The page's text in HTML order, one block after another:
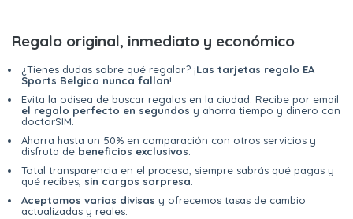
Regalo original, inmediato y económico
¿Tienes dudas sobre qué regalar? ¡Las tarjetas regalo EA
Sports Belgica nunca fallan!
Evita la odisea de buscar regalos en la ciudad. Recibe por email
el regalo perfecto en segundos y ahorra tiempo y dinero con
doctorSIM.
Ahorra hasta un 50% en comparación con otros servicios y
disfruta de beneficios exclusivos
Total transparencia en el proceso; siempre sabrás qué pagas y
qué recibes, sin cargos sorpresa
Aceptamos varias divisas y ofrecemos tasas de cambio
actualizadas y reales.